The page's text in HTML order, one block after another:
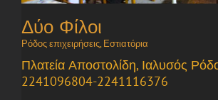
Δύο Φίλοι
Ρόδος επιχειρήσεις, Εστιατόρια
Πλατεία Αποστολίδη, Ιαλυσός
2241096804-2241116376